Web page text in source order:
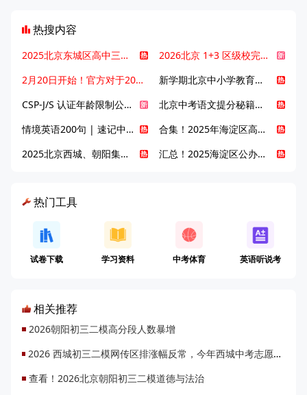
热搜内容
2025北京东城区高中三大梯队高中有哪些？录取分数线是多少？
2026北京 1+3 区级校完整名单发布，13549 个名额该如何规划报考？
2月20日开始！官方对于2025年北京市中招体检问题解答！
新学期北京中小学教育八大变化全解析：学位、政策、教学等方面迎新变革
CSP-J/S 认证年龄限制公告发布，新规即日起实施！
北京中考语文提分秘籍！攻克 5000 易混易错字
情境英语200句 | 速记中考英语1600词
合集！2025年海淀区高中校情介绍
2025北京西城、朝阳集团校直升新动态
汇总！2025海淀区公办高中校情全解
热门工具
试卷下载 学习资料 中考体育 英语听说考
相关推荐
2026朝阳初三二模高分段人数暴增
2026 西城初三二模网传区排涨幅反常，今年西城中考志愿填报会迎来大变局吗？
查看！2026北京朝阳初三二模道德与法治